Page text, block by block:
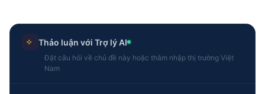
Thảo luận với Trợ lý AI
Đặt câu hỏi về chủ đề này hoặc thâm nhập thị trường Việt
Nam